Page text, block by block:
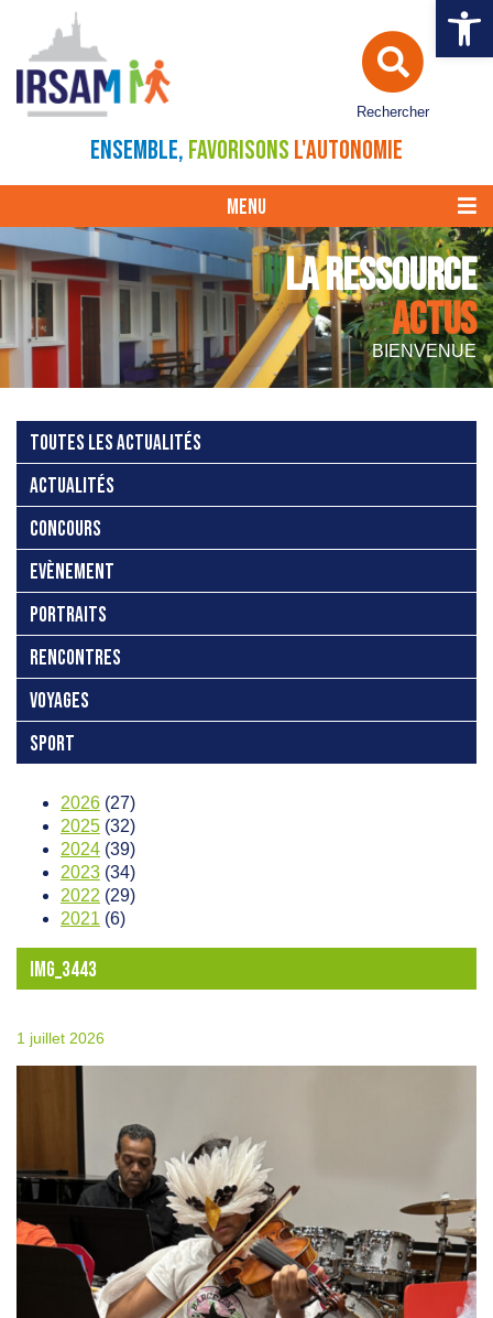
Ouvrir
Rechercher
ENSEMBLE, FAVORISONS L'AUTONOMIE
MENU
LA RESSOURCE
ACTUS
BIENVENUE
TOUTES LES ACTUALITÉS
ACTUALITÉS
CONCOURS
EVÈNEMENT
PORTRAITS
RENCONTRES
VOYAGES
SPORT
2026 (27)
2025 (32)
2024 (39)
2023 (34)
2022 (29)
2021 (6)
IMG_3443
1 juillet 2026